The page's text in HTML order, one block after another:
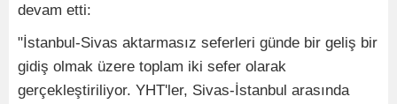
devam etti:
"İstanbul-Sivas aktarmasız seferleri günde bir geliş bir
gidiş olmak üzere toplam iki sefer olarak
gerçekleştiriliyor. YHT'ler, Sivas-İstanbul arasında